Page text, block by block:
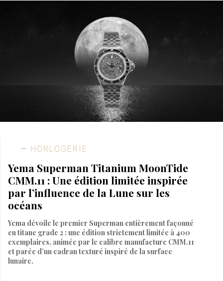
HORLOGERIE
Yema Superman Titanium MoonTide
CMM.11 : Une édition limitée inspirée
par l’influence de la Lune sur les
océans
Yema dévoile le premier Superman entièrement façonné
en titane grade 2 : une édition strictement limitée à 400
exemplaires, animée par le calibre manufacture CMM.11
et parée d’un cadran texturé inspiré de la surface
lunaire.